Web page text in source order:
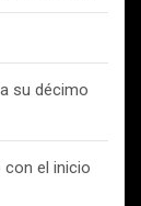
su décimo
con el inicio